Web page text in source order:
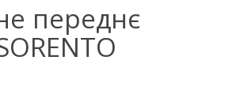
переднє